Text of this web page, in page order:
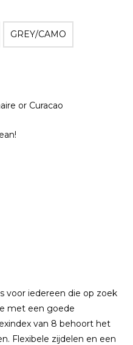
GREY/CAMO
or Curacao
voor iedereen die op zoek
met een goede
van 8 behoort het
Flexibele zijdelen en een